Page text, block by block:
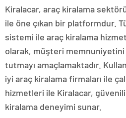
Kiralacar, araç kiralama
ile öne çıkan bir platformdur.
sistemi ile araç kiralama
olarak, müşteri
tutmayı amaçlamaktadır.
iyi araç kiralama firmaları ile
hizmetleri ile Kiralacar,
kiralama deneyimi sunar.